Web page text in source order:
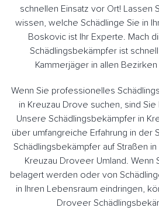
schnellen Einsatz vor Ort! Lassen
wissen, welche Schädlinge Sie in
Boskovic ist Ihr Experte. Mach
Schädlingsbekämpfer ist
Kammerjäger in allen
Wenn Sie professionelles
in Kreuzau Drove suchen, sind Sie
Unsere Schädlingsbekämpfer in
über umfangreiche Erfahrung in der
Schädlingsbekämpfer auf Straßen
Kreuzau Droveer Umland. Wenn
belagert werden oder von
in Ihren Lebensraum eindringen,
Droveer